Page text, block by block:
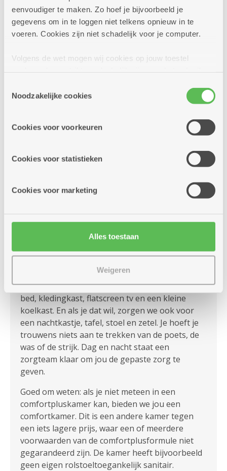
eenvoudiger te maken. Zo hoef je bijvoorbeeld je
gegevens om in te loggen niet telkens opnieuw in te
voeren. Cookies zijn niet schadelijk voor je computer.
Volgens de wet mogen wij cookies op jouw toestel
cookies hebben we jouw toestemming nodig. Sommige
cookies worden geplaatst door derde partijen die een
informatie over jouw (geanonimiseerd) gebruik van onze
partners kunnen deze gegevens combineren met andere
Noodzakelijke cookies
Cookies voor voorkeuren
Cookies voor statistieken
Cookies voor marketing
Alles toestaan
Weigeren
Comfortpluskamer
Je richt je kamer naar eigen smaak in, met een
boeken, foto’s van je dierbaren ... Alle kamers
beschikken standaard over een eigen badkamer,
bed, kledingkast, flatscreen tv en een kleine
koelkast. En als je dat wil, zorgen we ook voor
een nachtkastje, tafel, stoel en zetel. Je hoeft je
trouwens niets aan te trekken van de poets, de
was of de strijk. Dag en nacht staat een
zorgteam klaar om jou de gepaste zorg te
geven.
Goed om weten: als je niet meteen in een
comfortpluskamer kan, bieden we jou een
comfortkamer. Dit is een andere kamer tegen
een iets lagere prijs, waar een of meerdere
voorwaarden van de comfortplusformule niet
gegarandeerd zijn. De kamer heeft bijvoorbeeld
geen eigen rolstoeltoegankelijk sanitair.